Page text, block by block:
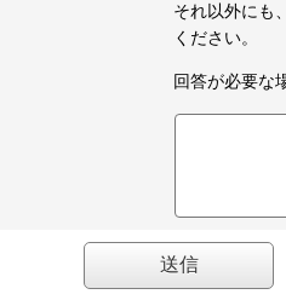
それ以外にも
ください。
回答が必要な